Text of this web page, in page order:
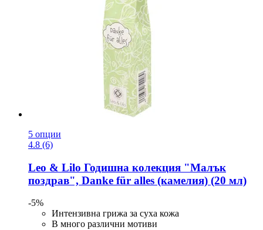
5 опции
4.8 (6)
Leo & Lilo Годишна колекция "Малък
поздрав", Danke für alles (камелия) (20 мл)
-5%
Интензивна грижа за суха кожа
В много различни мотиви